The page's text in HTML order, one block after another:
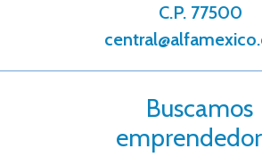
C.P. 77500
Buscamos